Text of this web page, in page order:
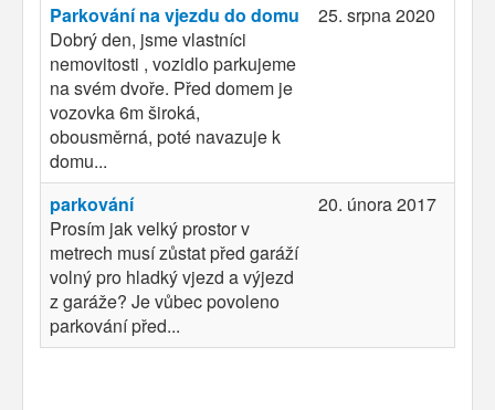
Parkování na vjezdu do domu
Dobrý den, jsme vlastníci
nemovitosti , vozidlo parkujeme
na svém dvoře. Před domem je
vozovka 6m široká,
obousměrná, poté navazuje k
domu...
25. srpna 2020
parkování
Prosím jak velký prostor v
metrech musí zůstat před garáží
volný pro hladký vjezd a výjezd
z garáže? Je vůbec povoleno
parkování před...
20. února 2017